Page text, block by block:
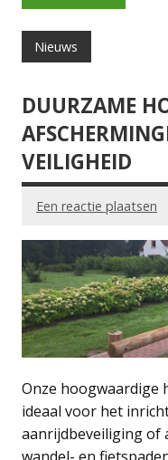
Nieuws
DUURZAME
VEILIGHEID
Een reactie plaatsen
Onze hoogwaardige
ideaal voor het
aanrijdbeveiliging of